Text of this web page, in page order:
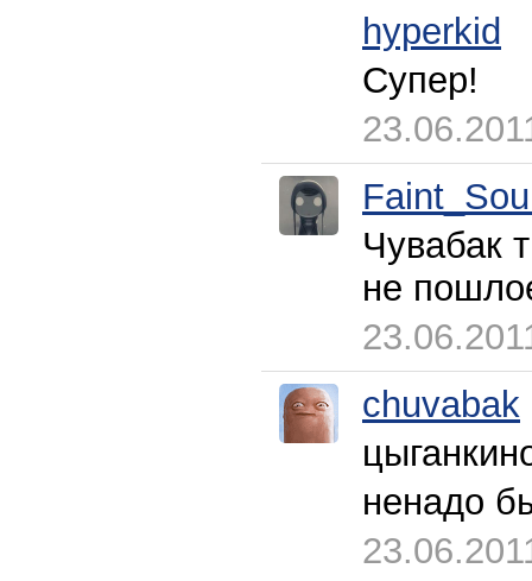
hyperkid
Супер!
Чувабак
не
chuvabak
ненадо